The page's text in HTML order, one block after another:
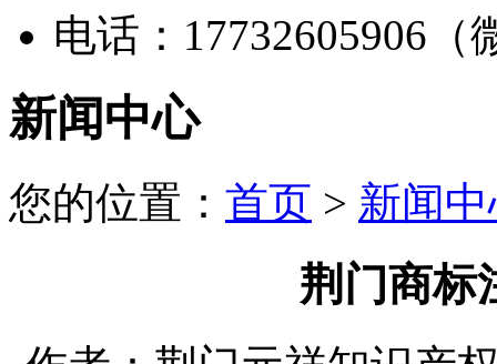
电话：17732605906（
新闻中心
您的位置： 首页 > 新闻
荆门商标